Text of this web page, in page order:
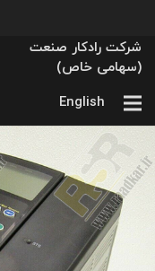
شرکت رادکار صنعت
(سهامی خاص)
English